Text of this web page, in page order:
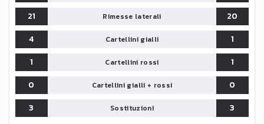
21
Rimesse laterali
20
4
Cartellini gialli
1
1
Cartellini rossi
1
0
Cartellini gialli + rossi
0
3
Sostituzioni 3